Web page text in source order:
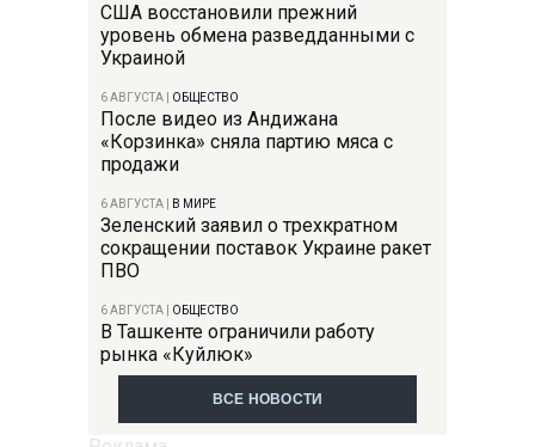
США восстановили прежний
уровень обмена разведданными с
Украиной
6 АВГУСТА ОБЩЕСТВО
После видео из Андижана
«Корзинка» сняла партию мяса с
продажи
6 АВГУСТА В МИРЕ
Зеленский заявил о трехкратном
сокращении поставок Украине ракет
ПВО
6 АВГУСТА ОБЩЕСТВО
В Ташкенте ограничили работу
рынка «Куйлюк»
ВСЕ НОВОСТИ